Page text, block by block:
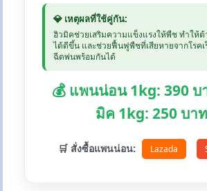
💎 เหตุผลที่ใช้คู่กัน:
ฮิวมิคช่วยเสริมความแข็งแรงให้พืช ทำให้
ได้ดีขึ้น และช่วยฟื้นฟูพืชที่เสียหายจากโรคเ
ฉีดพ่นพร้อมกันได้
💰 แพนน่อน 1kg: 390
มิค 1kg: 250 บาท
🛒 สั่งซื้อแพนน่อน: Lazada